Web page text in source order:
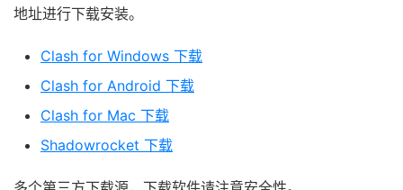
地址进行下载安装。
Clash for Windows 下载
Clash for Android 下载
Clash for Mac 下载
Shadowrocket 下载